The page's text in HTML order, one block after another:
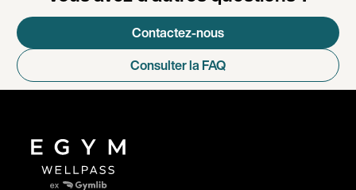
Contactez-nous
Consulter la FAQ